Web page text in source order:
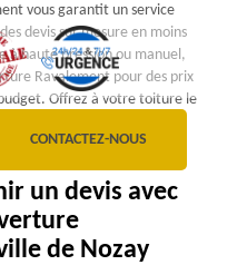
CONTACTEZ-NOUS
vous garantit un service
devis sur mesure en moins
à haute pression ou manuel,
Ravalement pour des prix
Offrez à votre toiture le
esthétique et bien
un devis avec
de Nozay